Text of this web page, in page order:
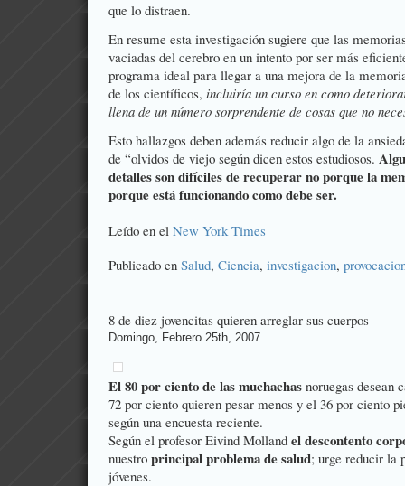
que lo distraen.
En resume esta investigación sugiere que las
vaciadas del cerebro en un intento por ser más
programa ideal para llegar a una mejora de la
de los científicos, incluiría un curso en como
llena de un número sorprendente de cosas que no
Esto hallazgos deben además reducir algo de la
de “olvidos de viejo según dicen estos estudiosos.
detalles son difíciles de recuperar no porque la
porque está funcionando como debe ser.
Leído en el New York Times
Publicado en Salud, Ciencia, investigacion,
8 de diez jovencitas quieren arreglar sus cuerpos
Domingo, Febrero 25th, 2007
El 80 por ciento de las muchachas noruegas desean
72 por ciento quieren pesar menos y el 36 por ciento
según una encuesta reciente.
Según el profesor Eivind Molland el descontento
nuestro principal problema de salud; urge reducir la
jóvenes.